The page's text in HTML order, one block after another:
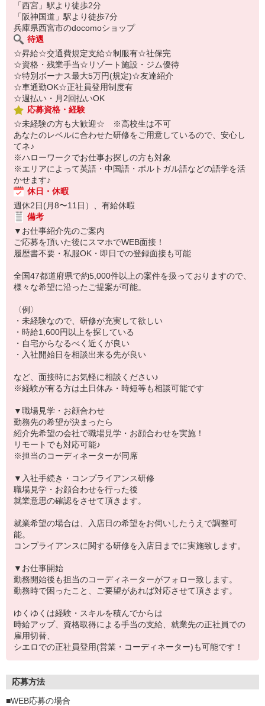
「西宮」駅より徒歩2分
「阪神国道」駅より徒歩7分
兵庫県西宮市のdocomoショップ
待遇
☆昇給☆交通費規定支給☆制服有☆社保完
☆資格・残業手当☆リゾート施設・ジム優待
☆特別ボーナス最大5万円(規定)☆友達紹介
☆車通勤OK☆正社員登用制度有
☆週払い・月2回払いOK
応募資格・経験
☆未経験の方も大歓迎☆ ※高校生は不可
あなたのレベルに合わせた研修をご用意しているので、安心し
てネ♪
※ハローワークでお仕事お探しの方も対象
※エリアによって英語・中国語・ポルトガル語などの語学を活
かせます♪
休日・休暇
週休2日(月8〜11日）、有給休暇
備考
▼お仕事紹介先のご案内
ご応募を頂いた後にスマホでWEB面接！
履歴書不要・私服OK・即日での登録面接も可能
全国47都道府県で約5,000件以上の案件を扱っておりますので、
様々な希望に沿ったご提案が可能。
〈例〉
・未経験なので、研修が充実して欲しい
・時給1,600円以上を探している
・自宅からなるべく近くが良い
・入社開始日を相談出来る先が良い
など、面接時にお気軽に相談ください♪
※経験が有る方は土日休み・時短等も相談可能です
▼職場見学・お顔合わせ
勤務先の希望が決まったら
紹介先希望の会社で職場見学・お顔合わせを実施！
リモートでも対応可能♪
※担当のコーディネーターが同席
▼入社手続き・コンプライアンス研修
職場見学・お顔合わせを行った後
就業意思の確認をさせて頂きます。
就業希望の場合は、入店日の希望をお伺いしたうえで調整可
能。
コンプライアンスに関する研修を入店日までに実施致します。
▼お仕事開始
勤務開始後も担当のコーディネーターがフォロー致します。
勤務時で困ったこと、ご要望があれば対応させて頂きます。
ゆくゆくは経験・スキルを積んでからは
時給アップ、資格取得による手当の支給、就業先の正社員での
雇用切替、
シエロでの正社員登用(営業・コーディネーター)も可能です！
応募方法
■WEB応募の場合